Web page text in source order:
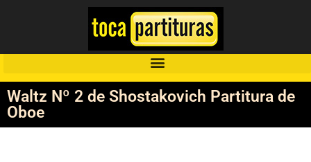
Waltz Nº 2 de Shostakovich Partitura de
Oboe